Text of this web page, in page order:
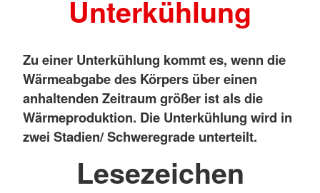
Unterkühlung
Zu einer Unterkühlung kommt es, wenn die
Wärmeabgabe des Körpers über einen
anhaltenden Zeitraum größer ist als die
Wärmeproduktion. Die Unterkühlung wird in
zwei Stadien/ Schweregrade unterteilt.
Lesezeichen